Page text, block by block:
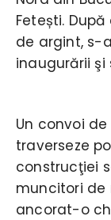
Fetești.
de argint, s-
inaugurării
Un convoi
traverseze
construcţiei
muncitori de
ancorat-o